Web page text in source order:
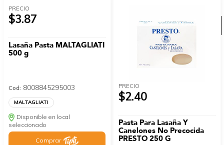
Ver categorías
PRECIO
$3.87
Lasaña Pasta MALTAGLIATI
500 g
Cod: 8008845295003
MALTAGLIATI
Disponible en local
seleccionado
Comprar
PRECIO
$2.40
Pasta Para Lasaña Y
Canelones No Precocida
PRESTO 250 G